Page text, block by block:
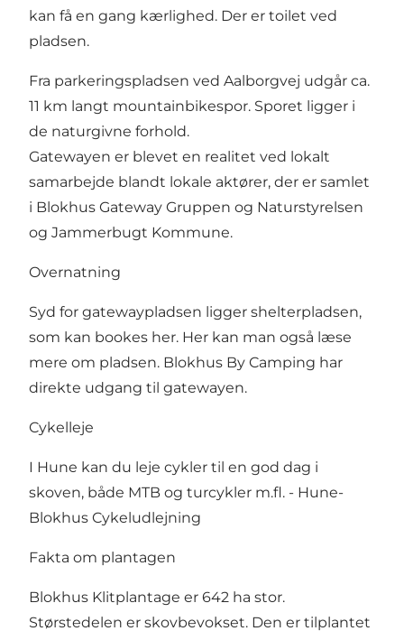
kan få en gang kærlighed. Der er toilet ved
pladsen.
Fra parkeringspladsen ved Aalborgvej udgår ca.
11 km langt mountainbikespor. Sporet ligger i
de naturgivne forhold.
Gatewayen er blevet en realitet ved lokalt
samarbejde blandt lokale aktører, der er samlet
i Blokhus Gateway Gruppen og Naturstyrelsen
og Jammerbugt Kommune.
Overnatning
Syd for gatewaypladsen ligger shelterpladsen,
som kan bookes her. Her kan man også læse
mere om pladsen. Blokhus By Camping har
direkte udgang til gatewayen.
Cykelleje
I Hune kan du leje cykler til en god dag i
skoven, både MTB og turcykler m.fl. - Hune-
Blokhus Cykeludlejning
Fakta om plantagen
Blokhus Klitplantage er 642 ha stor.
Størstedelen er skovbevokset. Den er tilplantet